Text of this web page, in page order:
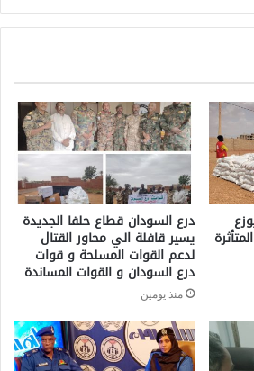
درع السودان قطاع حلفا الجديدة
يسير قافلة الي محاور القتال
لدعم القوات المسلحة و قوات
درع السودان و القوات المساندة
منذ يومين